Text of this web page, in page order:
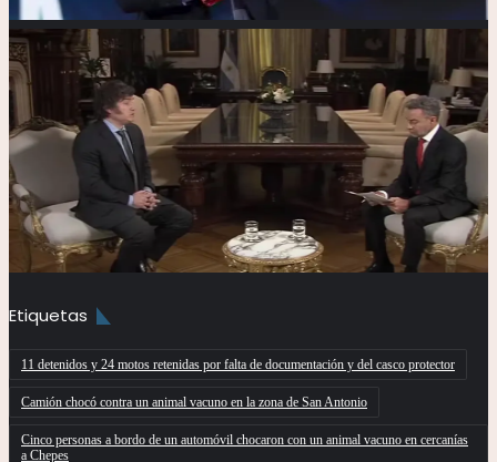
Etiquetas
11 detenidos y 24 motos retenidas por falta de documentación y del casco protector
Camión chocó contra un animal vacuno en la zona de San Antonio
Cinco personas a bordo de un automóvil chocaron con un animal vacuno en cercanías
a Chepes